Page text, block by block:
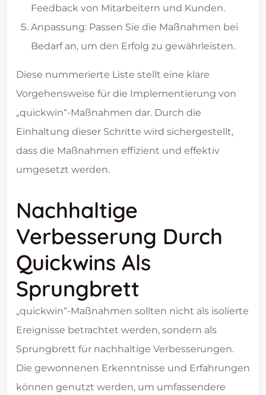
Feedback von Mitarbeitern und Kunden.
Anpassung: Passen Sie die Maßnahmen bei
Bedarf an, um den Erfolg zu gewährleisten.
Diese nummerierte Liste stellt eine klare
Vorgehensweise für die Implementierung von
„quickwin“-Maßnahmen dar. Durch die
Einhaltung dieser Schritte wird sichergestellt,
dass die Maßnahmen effizient und effektiv
umgesetzt werden.
Nachhaltige
Verbesserung Durch
Quickwins Als
Sprungbrett
„quickwin“-Maßnahmen sollten nicht als isolierte
Ereignisse betrachtet werden, sondern als
Sprungbrett für nachhaltige Verbesserungen.
Die gewonnenen Erkenntnisse und Erfahrungen
können genutzt werden, um umfassendere